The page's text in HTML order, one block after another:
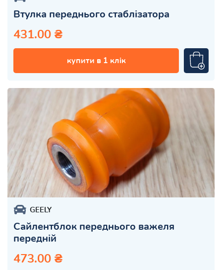
Втулка переднього стаблізатора
431.00 ₴
купити в 1 клік
GEELY
Сайлентблок переднього важеля
передній
473.00 ₴